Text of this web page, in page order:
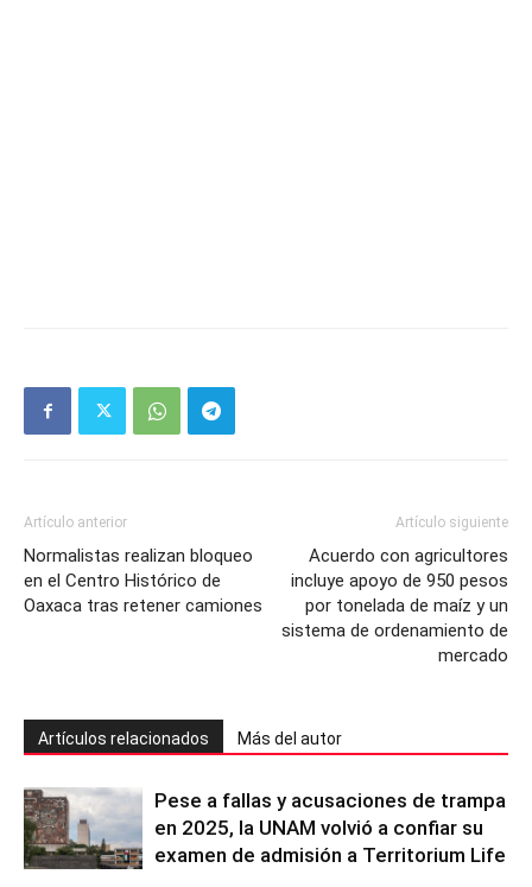
Artículo anterior
Normalistas realizan bloqueo
en el Centro Histórico de
Oaxaca tras retener camiones
Artículo siguiente
Acuerdo con agricultores
incluye apoyo de 950 pesos
por tonelada de maíz y un
sistema de ordenamiento de
mercado
Artículos relacionados Más del autor
Pese a fallas y acusaciones de trampa
en 2025, la UNAM volvió a confiar su
examen de admisión a Territorium Life